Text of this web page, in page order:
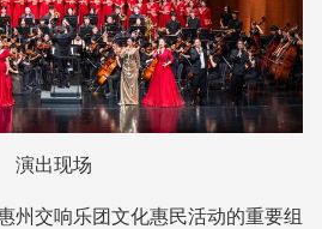
演出现场
州交响乐团文化惠民活动的重要组